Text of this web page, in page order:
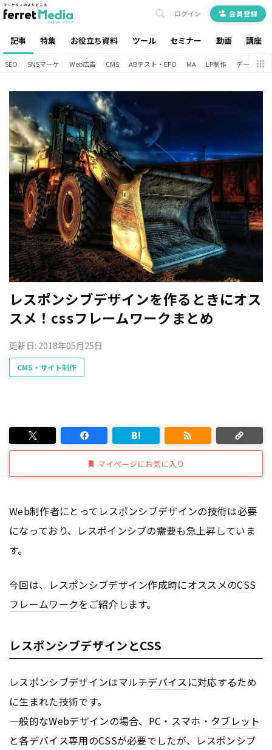
記事 特集 お役立ち資料 ツール セミナー 動画 講座
ログイン 会員登録
SEO SNSマーケ Web広告 CMS ABテスト・EFO MA LP制作 データ分析
レスポンシブデザインを作るときにオス
スメ！cssフレームワークまとめ
更新日: 2018年05月25日
CMS・サイト制作
マイページにお気に入り
Web制作者にとってレスポンシブデザインの技術は必要
になっており、レスポインシブの需要も急上昇していま
す。
今回は、レスポンシブデザイン作成時にオススメのCSS
フレームワークをご紹介します。
レスポンシブデザインとCSS
レスポンシブデザインはマルチデバイスに対応するため
に生まれた技術です。
一般的なWebデザインの場合、PC・スマホ・ タブレット
と各デバイス専用のCSSが必要でしたが、レスポンシブ